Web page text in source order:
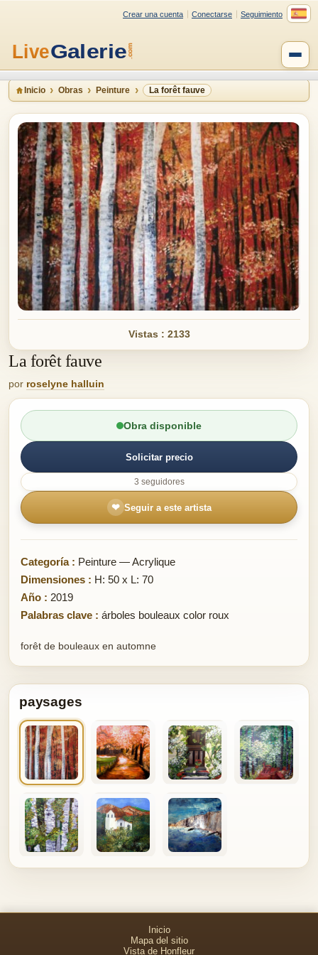
Crear una cuenta Conectarse Seguimiento
Inicio Obras Peinture La forêt fauve
Vistas : 2133
La forêt fauve
por roselyne halluin
Obra disponible
Solicitar precio
3 seguidores
❤ Seguir a este artista
Categoría : Peinture — Acrylique
Dimensiones : H: 50 x L: 70
Año : 2019
Palabras clave : árboles bouleaux color roux
forêt de bouleaux en automne
paysages
Inicio
Mapa del sitio
Vista de Honfleur